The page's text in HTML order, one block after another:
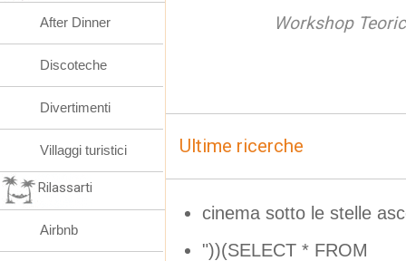
Workshop
Ultime ricerche
cinema sotto le stelle
"))(SELECT * FROM
After Dinner
Discoteche
Divertimenti
Villaggi turistici
Rilassarti
Airbnb